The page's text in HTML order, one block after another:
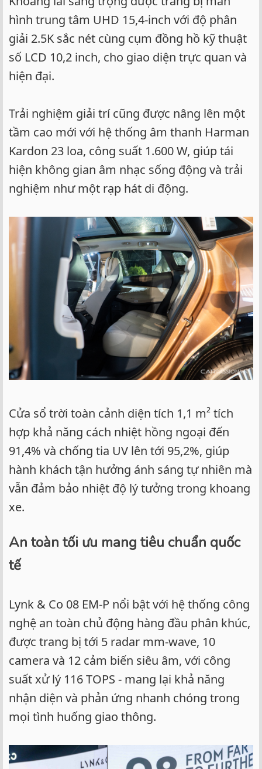
hình trung tâm UHD 15,4-inch với độ phân
giải 2.5K sắc nét cùng cụm đồng hồ kỹ thuật
số LCD 10,2 inch, cho giao diện trực quan và
hiện đại.
Trải nghiệm giải trí cũng được nâng lên một
tầm cao mới với hệ thống âm thanh Harman
Kardon 23 loa, công suất 1.600 W, giúp tái
hiện không gian âm nhạc sống động và trải
nghiệm như một rạp hát di động.
Cửa sổ trời toàn cảnh diện tích 1,1 m² tích
hợp khả năng cách nhiệt hồng ngoại đến
91,4% và chống tia UV lên tới 95,2%, giúp
hành khách tận hưởng ánh sáng tự nhiên mà
vẫn đảm bảo nhiệt độ lý tưởng trong khoang
xe.
An toàn tối ưu mang tiêu chuẩn quốc
tế
Lynk & Co 08 EM-P nổi bật với hệ thống công
nghệ an toàn chủ động hàng đầu phân khúc,
được trang bị tới 5 radar mm-wave, 10
camera và 12 cảm biến siêu âm, với công
suất xử lý 116 TOPS - mang lại khả năng
nhận diện và phản ứng nhanh chóng trong
mọi tình huống giao thông.